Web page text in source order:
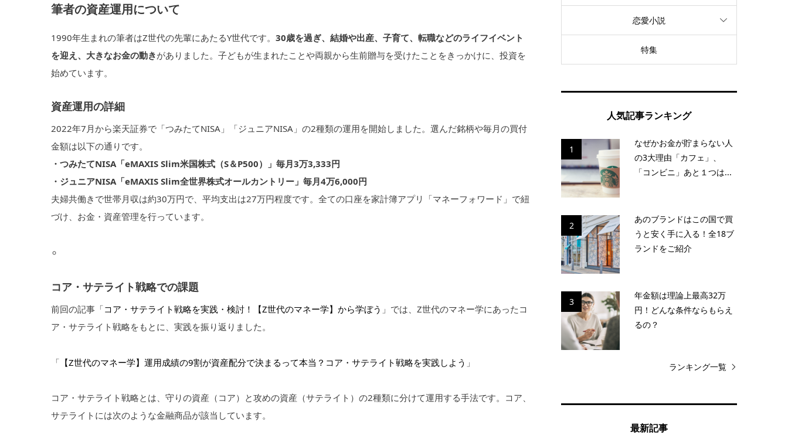
筆者の資産運用について
1990年生まれの筆者はZ世代の先輩にあたるY世代です。 30歳を過ぎ、結婚や出産、子育て、転職などのライフイベント
を迎え、大きなお金の動きがありました。子どもが生まれたことや両親から生前贈与を受けたことをきっかけに、投資を
始めています。
資産運用の詳細
2022年7月から楽天証券で「つみたてNISA」「ジュニアNISA」の2種類の運用を開始しました。選んだ銘柄や毎月の買付
金額は以下の通りです。
・つみたてNISA「eMAXIS Slim米国株式（S＆P500）」毎月3万3,333円
・ジュニアNISA「eMAXIS Slim全世界株式オールカントリー」毎月4万6,000円
夫婦共働きで世帯月収は約30万円で、平均支出は27万円程度です。全ての口座を家計簿アプリ「マネーフォワード」で紐
づけ、お金・資産管理を行っています。
コア・サテライト戦略での課題
前回の記事「コア・サテライト戦略を実践・検討！【Z世代のマネー学】から学ぼう 」では、Z世代のマネー学にあったコ
ア・サテライト戦略をもとに、実践を振り返りました。
「 【Z世代のマネー学】運用成績の9割が資産配分で決まるって本当？コア・サテライト戦略を実践しよう 」
コア・サテライト戦略とは、守りの資産（コア）と攻めの資産（サテライト）の2種類に分けて運用する手法です。コア、
サテライトには次のような金融商品が該当しています。
恋愛小説
特集
人気記事ランキング
1
なぜかお金が貯まらない人
の3大理由「カフェ」、
「コンビニ」あと１つは...
2
あのブランドはこの国で買
うと安く手に入る！全18ブ
ランドをご紹介
3
年金額は理論上最高32万
円！どんな条件ならもらえ
るの？
ランキング一覧
最新記事